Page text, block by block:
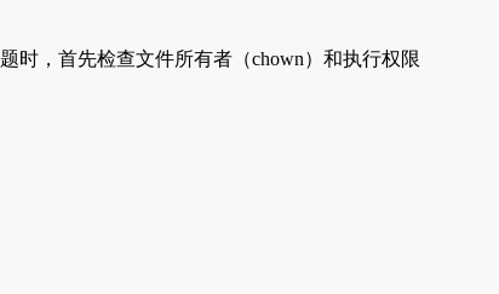
时，首先检查文件所有者（chown）和执行权限